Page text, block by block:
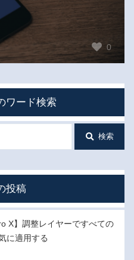
0
ワード検索
検索
投稿
X】調整レイヤーですべての
に適用する